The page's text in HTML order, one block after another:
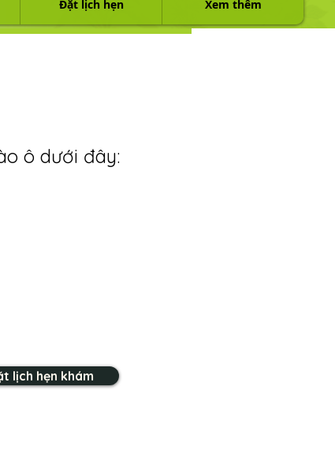
Đặt lịch hẹn Xem thêm
ô dưới đây:
lịch hẹn khám